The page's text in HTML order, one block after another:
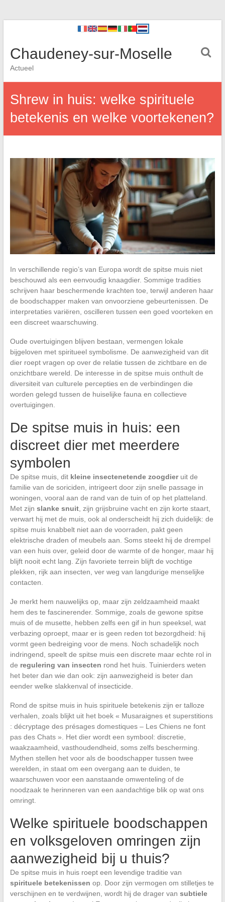
Chaudeney-sur-Moselle
Actueel
Shrew in huis: welke spirituele
betekenis en welke voortekenen?
In verschillende regio’s van Europa wordt de spitse muis niet
beschouwd als een eenvoudig knaagdier. Sommige tradities
schrijven haar beschermende krachten toe, terwijl anderen haar
de boodschapper maken van onvoorziene gebeurtenissen. De
interpretaties variëren, oscilleren tussen een goed voorteken en
een discreet waarschuwing.
Oude overtuigingen blijven bestaan, vermengen lokale
bijgeloven met spiritueel symbolisme. De aanwezigheid van dit
dier roept vragen op over de relatie tussen de zichtbare en de
onzichtbare wereld. De interesse in de spitse muis onthult de
diversiteit van culturele percepties en de verbindingen die
worden gelegd tussen de huiselijke fauna en collectieve
overtuigingen.
De spitse muis in huis: een
discreet dier met meerdere
symbolen
De spitse muis, dit kleine insectenetende zoogdieruit de
familie van de soriciden, intrigeert door zijn snelle passage in
woningen, vooral aan de rand van de tuin of op het platteland.
Met zijn slanke snuit, zijn grijsbruine vacht en zijn korte staart,
verwart hij met de muis, ook al onderscheidt hij zich duidelijk: de
spitse muis knabbelt niet aan de voorraden, pakt geen
elektrische draden of meubels aan. Soms steekt hij de drempel
van een huis over, geleid door de warmte of de honger, maar hij
blijft nooit echt lang. Zijn favoriete terrein blijft de vochtige
plekken, rijk aan insecten, ver weg van langdurige menselijke
contacten.
Je merkt hem nauwelijks op, maar zijn zeldzaamheid maakt
hem des te fascinerender. Sommige, zoals de gewone spitse
muis of de musette, hebben zelfs een gif in hun speeksel, wat
verbazing oproept, maar er is geen reden tot bezorgdheid: hij
vormt geen bedreiging voor de mens. Noch schadelijk noch
indringend, speelt de spitse muis een discrete maar echte rol in
de regulering van insecten rond het huis. Tuinierders weten
het beter dan wie dan ook: zijn aanwezigheid is beter dan
eender welke slakkenval of insecticide.
Rond de spitse muis in huis spirituele betekenis zijn er talloze
verhalen, zoals blijkt uit het boek « Musaraignes et superstitions
: décryptage des présages domestiques – Les Chiens ne font
pas des Chats ». Het dier wordt een symbool: discretie,
waakzaamheid, vasthoudendheid, soms zelfs bescherming.
Mythen stellen het voor als de boodschapper tussen twee
werelden, in staat om een overgang aan te duiden, te
waarschuwen voor een aanstaande omwenteling of de
noodzaak te herinneren van een aandachtige blik op wat ons
omringt.
Welke spirituele boodschappen
en volksgeloven omringen zijn
aanwezigheid bij u thuis?
De spitse muis in huis roept een levendige traditie van
spirituele betekenissen op. Door zijn vermogen om stilletjes te
verschijnen en te verdwijnen, wordt hij de drager van subtiele